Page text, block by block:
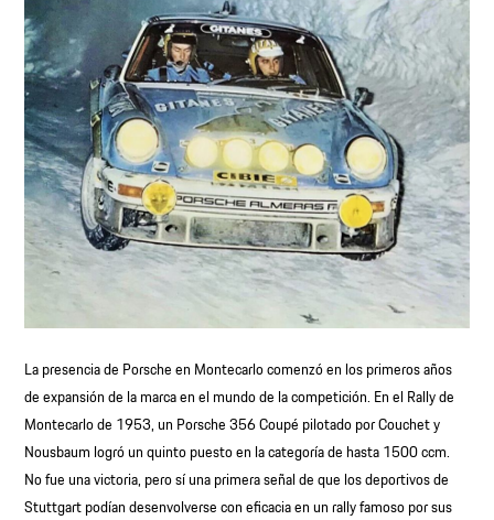
La presencia de Porsche en Montecarlo comenzó en los primeros años
de expansión de la marca en el mundo de la competición. En el Rally de
Montecarlo de 1953, un Porsche 356 Coupé pilotado por Couchet y
Nousbaum logró un quinto puesto en la categoría de hasta 1500 ccm.
No fue una victoria, pero sí una primera señal de que los deportivos de
Stuttgart podían desenvolverse con eficacia en un rally famoso por sus